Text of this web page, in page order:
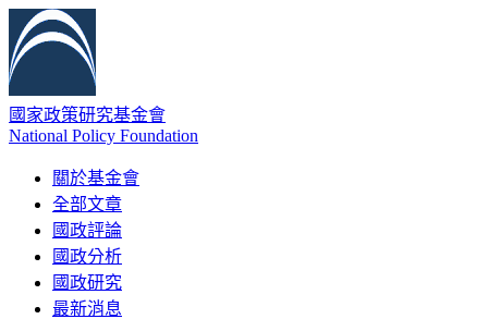
國家政策研究基金會
National Policy Foundation
關於基金會
全部文章
國政評論
國政分析
國政研究
最新消息